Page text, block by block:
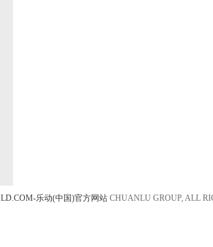
LD.COM-乐动(中国)官方网站 CHUANLU GROUP, ALL